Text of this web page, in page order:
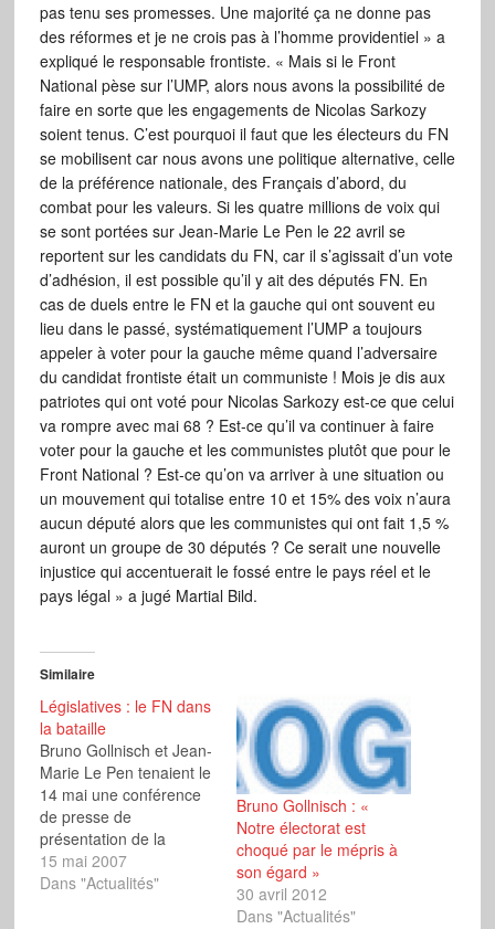
pas tenu ses promesses. Une majorité ça ne donne pas
des réformes et je ne crois pas à l’homme providentiel » a
expliqué le responsable frontiste. « Mais si le Front
National pèse sur l’UMP, alors nous avons la possibilité de
faire en sorte que les engagements de Nicolas Sarkozy
soient tenus. C’est pourquoi il faut que les électeurs du FN
se mobilisent car nous avons une politique alternative, celle
de la préférence nationale, des Français d’abord, du
combat pour les valeurs. Si les quatre millions de voix qui
se sont portées sur Jean-Marie Le Pen le 22 avril se
reportent sur les candidats du FN, car il s’agissait d’un vote
d’adhésion, il est possible qu’il y ait des députés FN. En
cas de duels entre le FN et la gauche qui ont souvent eu
lieu dans le passé, systématiquement l’UMP a toujours
appeler à voter pour la gauche même quand l’adversaire
du candidat frontiste était un communiste ! Mois je dis aux
patriotes qui ont voté pour Nicolas Sarkozy est-ce que celui
va rompre avec mai 68 ? Est-ce qu’il va continuer à faire
voter pour la gauche et les communistes plutôt que pour le
Front National ? Est-ce qu’on va arriver à une situation ou
un mouvement qui totalise entre 10 et 15% des voix n’aura
aucun député alors que les communistes qui ont fait 1,5 %
auront un groupe de 30 députés ? Ce serait une nouvelle
injustice qui accentuerait le fossé entre le pays réel et le
pays légal » a jugé Martial Bild.
Similaire
Législatives : le FN dans
la bataille
Bruno Gollnisch et Jean-
Marie Le Pen tenaient le
14 mai une conférence
de presse de
présentation de la
campagne législative qui
sera menée par le
15 mai 2007
Dans "Actualités"
Bruno Gollnisch : «
Notre électorat est
choqué par le mépris à
son égard »
30 avril 2012
Dans "Actualités"